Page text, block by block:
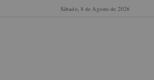
Sábado, 8 de Agosto de 2026